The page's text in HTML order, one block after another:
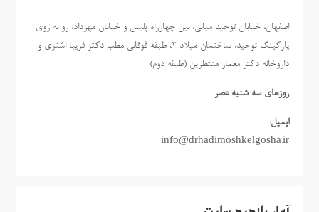
اصفهان، خیابان توحید میانی، بین چهارراه پلیس و خیابان مهرداد، رو به روی
پارکینگ توحید، ساختمان میلاد ٢، طبقه فوقانی مطب دکتر فریبا اشتری و
داروخانه دکتر معمار منتظرین (طبقه دوم)
روزهاي سه شنبه عصر
ایمیل:
info@drhadimoshkelgosha.ir